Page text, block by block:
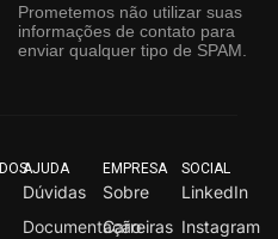
Prometemos não utilizar suas
informações de contato para
enviar qualquer tipo de SPAM.
AJUDA
Dúvidas
Documentação
EMPRESA
Sobre
Carreiras
SOCIAL
LinkedIn
Instagram